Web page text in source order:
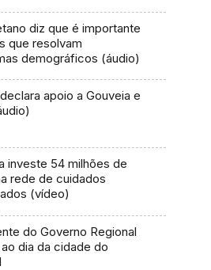
diz que é importante
que resolvam
demográficos (áudio)
apoio a Gouveia e
investe 54 milhões de
rede de cuidados
(vídeo)
do Governo Regional
dia da cidade do